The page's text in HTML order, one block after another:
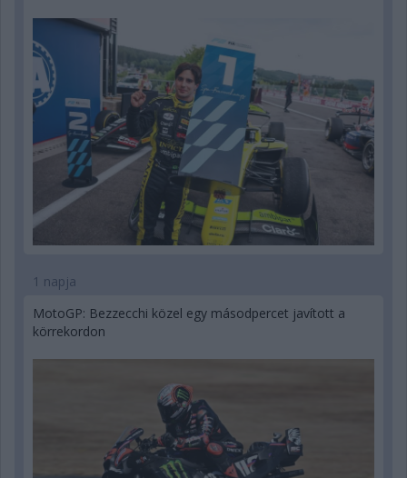
1 napja
MotoGP: Bezzecchi közel egy másodpercet javított a
körrekordon